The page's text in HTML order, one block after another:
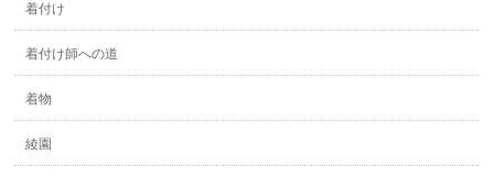
着付け
着付け師への道
着物
綾園